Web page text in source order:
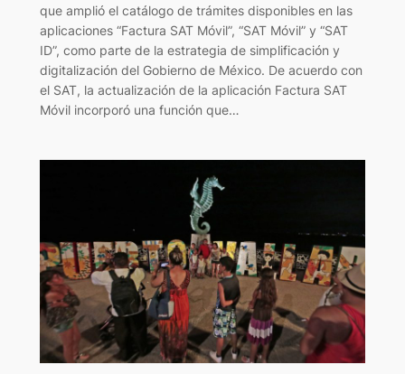
que amplió el catálogo de trámites disponibles en las
aplicaciones “Factura SAT Móvil”, “SAT Móvil” y “SAT
ID”, como parte de la estrategia de simplificación y
digitalización del Gobierno de México. De acuerdo con
el SAT, la actualización de la aplicación Factura SAT
Móvil incorporó una función que…